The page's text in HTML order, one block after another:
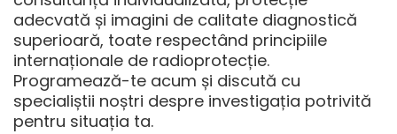
adecvată și imagini de calitate diagnostică
superioară, toate respectând principiile
internaționale de radioprotecție.
Programează-te acum și discută cu
specialiștii noștri despre investigația potrivită
pentru situația ta.